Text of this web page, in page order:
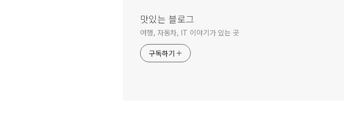
맛있는 블로그
여행, 자동차, IT 이야기가 있는 곳
구독하기